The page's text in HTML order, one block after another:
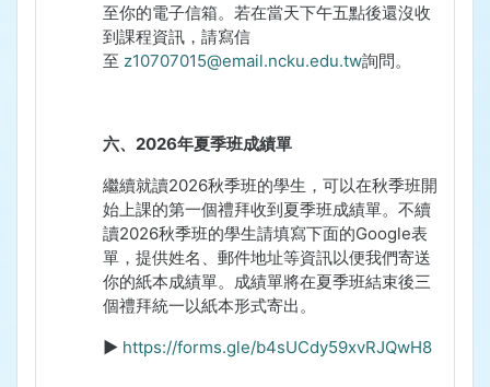
至你的電子信箱。若在當天下午五點後還沒收
到課程資訊，請寫信
至 z10707015@email.ncku.edu.tw詢問。
六、 2026年夏季班成績單
繼續就讀2026秋季班的學生，可以在秋季班開
始上課的第一個禮拜收到夏季班成績單。不續
讀2026秋季班的學生請填寫下面的Google表
單，提供姓名、郵件地址等資訊以便我們寄送
你的紙本成績單。成績單將在夏季班結束後三
個禮拜統一以紙本形式寄出。
► https://forms.gle/b4sUCdy59xvRJQwH8